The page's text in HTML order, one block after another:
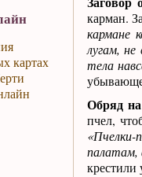
картах
карман.
кармане
лугам,
тела
Обряд
пчел,
«Пчелки-
палатам,
крестили